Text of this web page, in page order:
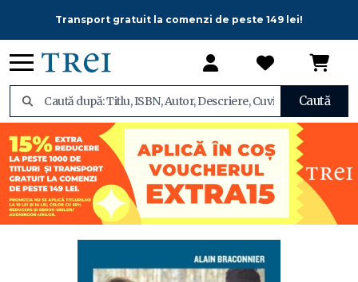
Transport gratuit la comenzi de peste 149 lei!
Caută